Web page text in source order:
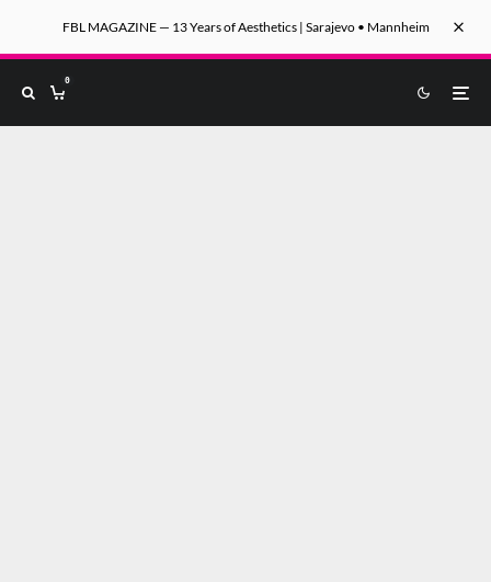
FBL MAGAZINE — 13 Years of Aesthetics | Sarajevo • Mannheim
0